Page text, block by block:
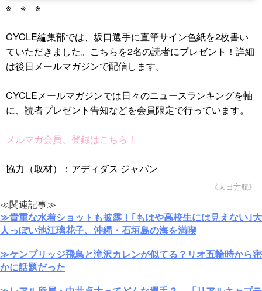
※ ※ ※
CYCLE編集部では、坂口選手に直筆サイン色紙を2枚書い
ていただきました。こちらを2名の読者にプレゼント！詳細
は後日メールマガジンで配信します。
CYCLEメールマガジンでは日々のニュースランキングを軸
に、読者プレゼント告知などを会員限定で行っています。
メルマガ会員、登録はこちら！
協力（取材）：アディダス ジャパン
《大日方航》
≪関連記事≫
≫貴重な水着ショットも披露！｢もはや高校生には見えない｣大
人っぽい池江璃花子、沖縄・石垣島の海を満喫
≫ケンブリッジ飛鳥と滝沢カレンが似てる？リオ五輪時から密
かに話題だった